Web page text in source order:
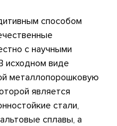
способом
с научными
исходном виде
металлопорошковую
является
стали,
сплавы, а